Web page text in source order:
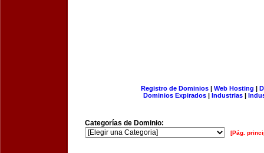
Registro de Dominios| Web Hosting |
Dominios Expirados | Industrias |
Categorías de Dominio:
[Pág.